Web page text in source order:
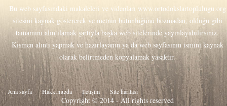
Bu web sayfasındaki makaleleri ve videoları www.ortodokslartoplulugu.org
sitesini kaynak göstererek ve metnin bütünlüğünü bozmadan, olduğu gibi
tamamını alıntılamak şartıyla başka web sitelerinde yayınlayabilirsiniz.
Kısmen alıntı yapmak ve hazırlayanın ya da web sayfasının ismini kaynak
olarak belirtmeden kopyalamak yasaktır.
Ana sayfa Hakkιmιzda İletişim Site haritası
Copyright © 2014 - All rights reserved